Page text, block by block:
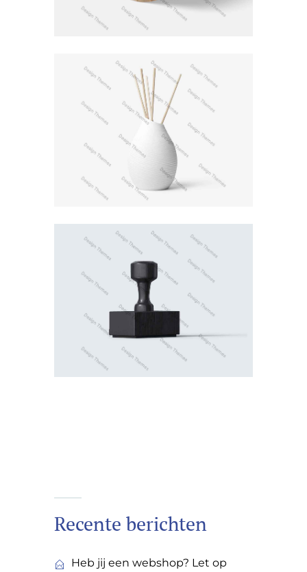
Recente berichten
Heb jij een webshop? Let op